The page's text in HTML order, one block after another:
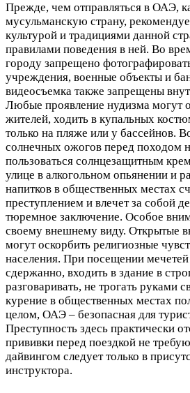
Прежде, чем отправляться в ОАЭ,
мусульманскую страну,
культурой и традициями данной
правилами поведения в ней. Во
городу запрещено
учреждения, военные объекты и
видеосъемка также запрещены
Любые проявление нудизма могут
жителей, ходить в купальных
только на пляже или у бассейнов.
солнечных ожогов перед походом
пользоваться солнцезащитным
улице в алкогольном опьянении и
напитков в общественных местах
преступлением и влечет за собой
тюремное заключение. Особое
своему внешнему виду. Открытые
могут оскорбить религиозные
населения. При посещении
сдержанно, входить в здание в
разговаривать, не трогать руками
курение в общественных местах
целом, ОАЭ – безопасная для
Преступность здесь практически
прививки перед поездкой не
дайвингом следует только в
инструктора.